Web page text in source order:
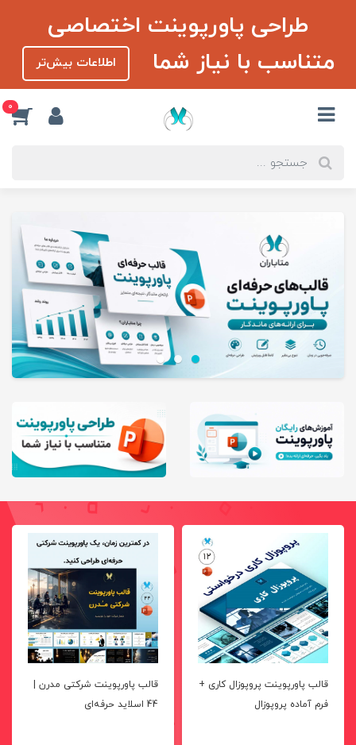
طراحی پاورپوینت اختصاصی
متناسب با نیاز شما
اطلاعات بیش‌تر
0
قالب پاورپوینت پروپوزال کاری +
فرم آماده پروپوزال
قالب پاورپوینت شرکتی مدرن |
44 اسلاید حرفه‌ای